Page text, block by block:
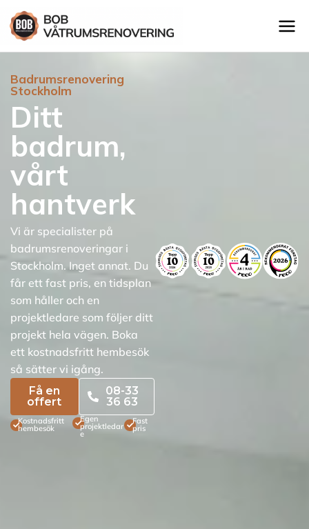
Badrumsrenovering
Stockholm
Ditt
badrum,
vårt
hantverk
Vi är specialister på
badrumsrenoveringar i
Stockholm. Inget annat. Du
får ett fast pris, en tidsplan
som håller och en
projektledare som följer ditt
projekt hela vägen. Boka
ett kostnadsfritt hembesök
så sätter vi igång.
Få en
offert
08-33
36 63
Kostnadsfritt
hembesök
Egen
projektledar
e
Fast
pris